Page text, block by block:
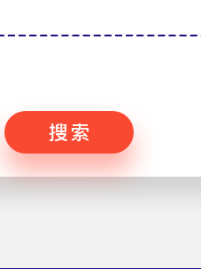
搜索